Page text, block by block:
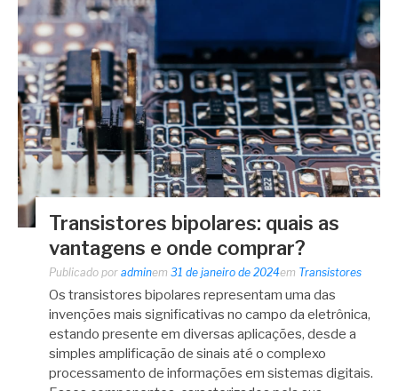
Transistores bipolares: quais as
vantagens e onde comprar?
Publicado por adminem 31 de janeiro de 2024em Transistores
Os transistores bipolares representam uma das
invenções mais significativas no campo da eletrônica,
estando presente em diversas aplicações, desde a
simples amplificação de sinais até o complexo
processamento de informações em sistemas digitais.